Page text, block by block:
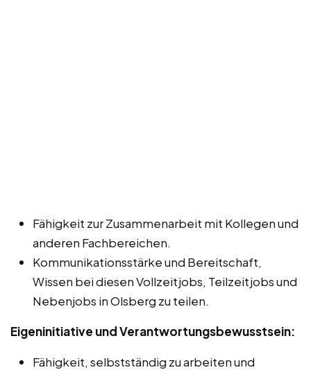
Fähigkeit zur Zusammenarbeit mit Kollegen und
anderen Fachbereichen.
Kommunikationsstärke und Bereitschaft,
Wissen bei diesen Vollzeitjobs, Teilzeitjobs und
Nebenjobs in Olsberg zu teilen.
Eigeninitiative und Verantwortungsbewusstsein:
Fähigkeit, selbstständig zu arbeiten und